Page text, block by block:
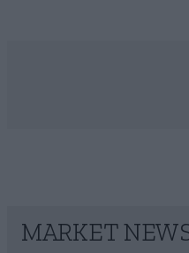
MARKET